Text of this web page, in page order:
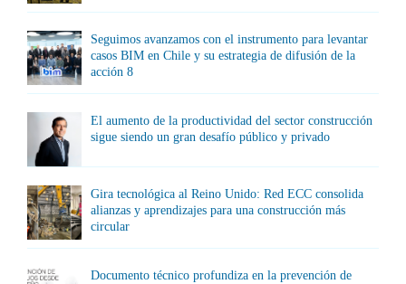
Seguimos avanzamos con el instrumento para levantar
casos BIM en Chile y su estrategia de difusión de la
acción 8
El aumento de la productividad del sector construcción
sigue siendo un gran desafío público y privado
Gira tecnológica al Reino Unido: Red ECC consolida
alianzas y aprendizajes para una construcción más
circular
Documento técnico profundiza en la prevención de